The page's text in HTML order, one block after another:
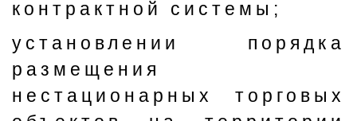
контрактной системы;
установлении порядка
размещения
нестационарных торговых